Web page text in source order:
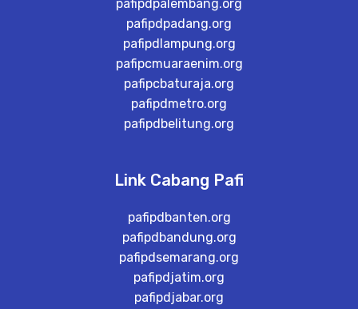
pafipdpalembang.org
pafipdpadang.org
pafipdlampung.org
pafipcmuaraenim.org
pafipcbaturaja.org
pafipdmetro.org
pafipdbelitung.org
Link Cabang Pafi
pafipdbanten.org
pafipdbandung.org
pafipdsemarang.org
pafipdjatim.org
pafipdjabar.org